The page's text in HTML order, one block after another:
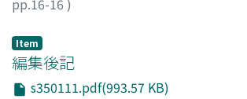
pp.16-16 )
Item
編集後記
s350111.pdf(993.57 KB)